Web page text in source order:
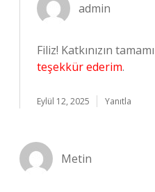
admin
Filiz! Katkınızın
teşekkür ederim.
Eylül 12, 2025 Yanıtla
Metin